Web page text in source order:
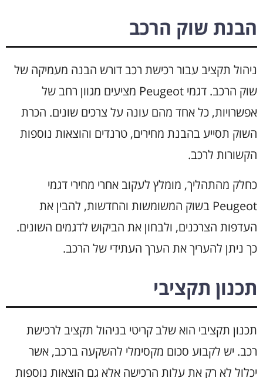
הבנת שוק הרכב
ניהול תקציב עבור רכישת רכב דורש הבנה מעמיקה של
שוק הרכב. דגמי Peugeot מציעים מגוון רחב של
אפשרויות, כל אחד מהם עונה על צרכים שונים. הכרת
השוק תסייע בהבנת מחירים, טרנדים והוצאות נוספות
הקשורות לרכב.
כחלק מהתהליך, מומלץ לעקוב אחרי מחירי דגמי
Peugeot בשוק המשומשות והחדשות, להבין את
העדפות הצרכנים, ולבחון את הביקוש לדגמים השונים.
כך ניתן להעריך את הערך העתידי של הרכב.
תכנון תקציבי
תכנון תקציבי הוא שלב קריטי בניהול תקציב לרכישת
רכב. יש לקבוע סכום מקסימלי להשקעה ברכב, אשר
יכלול לא רק את עלות הרכישה אלא גם הוצאות נוספות